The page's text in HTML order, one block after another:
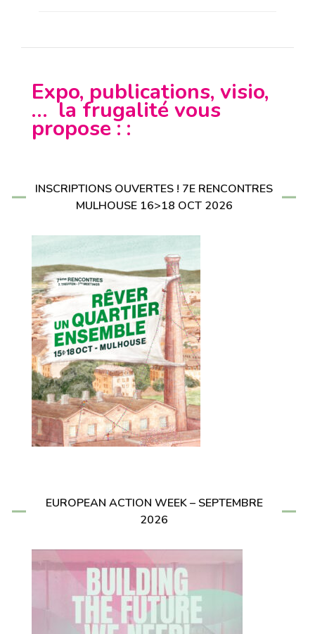
Expo, publications, visio,
… la frugalité vous
propose : :
INSCRIPTIONS OUVERTES ! 7E RENCONTRES
MULHOUSE 16>18 OCT 2026
EUROPEAN ACTION WEEK – SEPTEMBRE
2026